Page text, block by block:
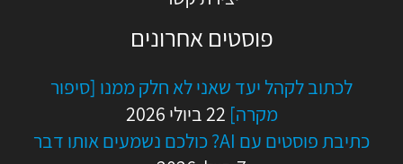
פוסטים אחרונים
לכתוב לקהל יעד שאני לא חלק ממנו [סיפור
מקרה] 22 ביולי 2026
כתיבת פוסטים עם AI? כולכם נשמעים אותו דבר